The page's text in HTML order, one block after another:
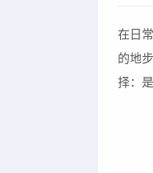
在日
的地
择：